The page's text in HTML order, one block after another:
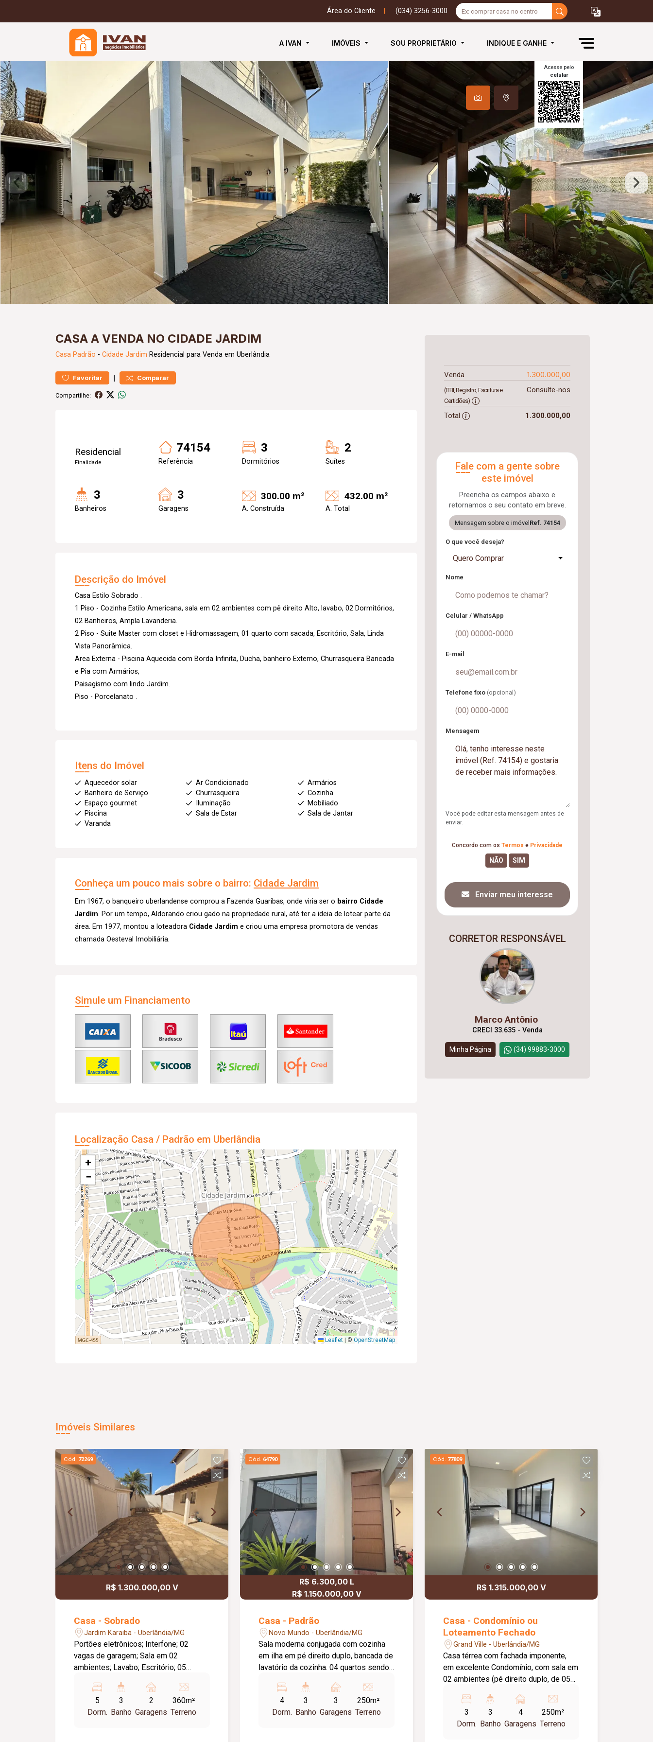
Área do Cliente (034) 3256-3000
A IVAN IMÓVEIS SOU PROPRIETÁRIO INDIQUE E GANHE
Acesse pelo
celular
CASA A VENDA NO CIDADE JARDIM
Casa Padrão - Cidade Jardim Residencial para Venda em Uberlândia
Favoritar | Comparar
Compartilhe:
Residencial
Finalidade
74154
Referência
3
Dormitórios
2
Suítes
3
Banheiros
3
Garagens
300.00 m²
A. Construída
432.00 m²
A. Total
Descrição do Imóvel
Casa Estilo Sobrado .
1 Piso - Cozinha Estilo Americana, sala em 02 ambientes com pê direito Alto, lavabo, 02 Dormitórios,
02 Banheiros, Ampla Lavanderia.
2 Piso - Suite Master com closet e Hidromassagem, 01 quarto com sacada, Escritório, Sala, Linda
Vista Panorâmica.
Area Externa - Piscina Aquecida com Borda Infinita, Ducha, banheiro Externo, Churrasqueira Bancada
e Pia com Armários,
Paisagismo com lindo Jardim.
Piso - Porcelanato .
Itens do Imóvel
Aquecedor solar Ar Condicionado
Armários
Banheiro de Serviço
Churrasqueira
Cozinha
Espaço gourmet
Iluminação
Mobiliado
Piscina
Sala de Estar
Sala de Jantar
Varanda
Conheça um pouco mais sobre o bairro: Cidade Jardim
Em 1967, o banqueiro uberlandense comprou a Fazenda Guaribas, onde viria ser o bairro Cidade
Jardim. Por um tempo, Aldorando criou gado na propriedade rural, até ter a ideia de lotear parte da
área. Em 1977, montou a loteadora Cidade Jardim e criou uma empresa promotora de vendas
chamada Oesteval Imobiliária.
Simule um Financiamento
Localização Casa / Padrão em Uberlândia
+
−
Leaflet © OpenStreetMap
Venda 1.300.000,00
(ITBI, Registro, Escritura e
Certidões)
Consulte-nos
Total 1.300.000,00
Fale com a gente sobre
este imóvel
Preencha os campos abaixo e
retornamos o seu contato em breve.
Mensagem sobre o imóvel Ref. 74154
O que você deseja?
Quero Comprar
Nome
Celular / WhatsApp
E-mail
Telefone fixo (opcional)
Mensagem
Você pode editar esta mensagem antes de
enviar.
Concordo com os Termos e Privacidade
Enviar meu interesse
CORRETOR RESPONSÁVEL
Marco Antônio
CRECI 33.635 - Venda
Minha Página (34) 99883-3000
Imóveis Similares
Cód. 72269
R$ 1.300.000,00 V
Casa - Sobrado
Jardim Karaiba - Uberlândia/MG
Portões eletrônicos; Interfone; 02
vagas de garagem; Sala em 02
ambientes; Lavabo; Escritório; 05
sendo 01 suíte com ar condicionado);
Sala jantar; Cozinha (planejada com
armários); Lavanderia; Varanda gourmet
5
Dorm.
3
Banho
2
Garagens
360m²
Terreno
Cód. 64790
R$ 6.300,00 L
R$ 1.150.000,00 V
Casa - Padrão
Novo Mundo - Uberlândia/MG
Sala moderna conjugada com cozinha
em ilha em pé direito duplo, bancada de
lavatório da cozinha. 04 quartos sendo
Rebaixamento em gesso e sanca com
luminárias de LED, nos quartos e
banheiros, salas, garagem e hall. Portas
4
Dorm.
3
Banho
3
Garagens
250m²
Terreno
Cód. 77809
R$ 1.315.000,00 V
Casa - Condomínio ou
Loteamento Fechado
Grand Ville - Uberlândia/MG
Casa térrea com fachada imponente,
em excelente Condomínio, com sala em
02 ambientes (pé direito duplo, de 05
gourmet com churrasqueira, ducha e
piscina (mais ou menos 05m2) 03
quartos sendo 01 suite com closet e 02
3
Dorm.
3
Banho
4
Garagens
250m²
Terreno